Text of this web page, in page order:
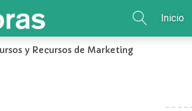
Inicio
y Recursos de Marketing